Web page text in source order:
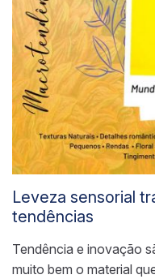
Leveza sensorial
tendências
Tendência e inovação
muito bem o material